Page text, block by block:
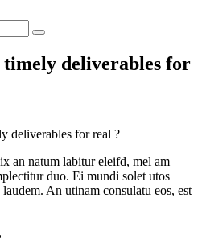
deliverables for
deliverables for real ?
an natum labitur eleifd, mel am
duo. Ei mundi solet utos
An utinam consulatu eos, est